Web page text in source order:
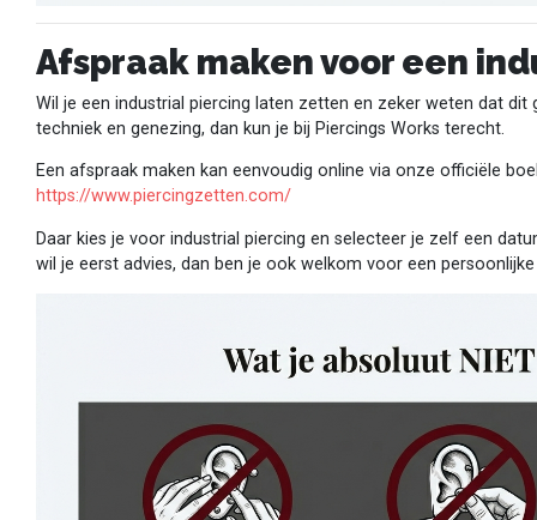
Afspraak maken voor een
Wil je een industrial piercing laten zetten en zeker weten dat
techniek en genezing, dan kun je bij Piercings Works terecht.
Een afspraak maken kan eenvoudig online via onze officiële
https://www.piercingzetten.com/
Daar kies je voor industrial piercing en selecteer je zelf een
wil je eerst advies, dan ben je ook welkom voor een